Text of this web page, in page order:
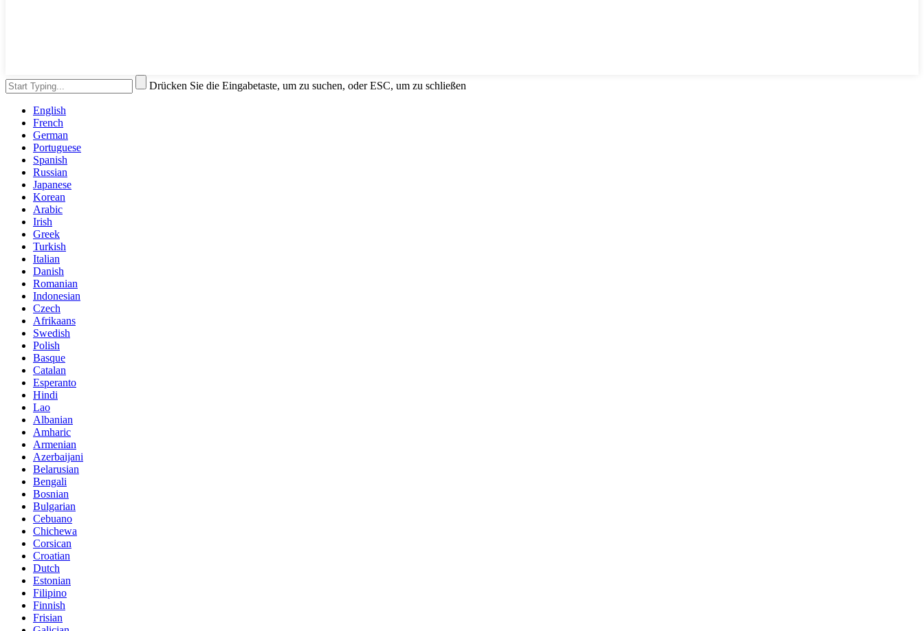
Drücken Sie die Eingabetaste, um zu suchen, oder ESC, um zu schließen
English
French
German
Portuguese
Spanish
Russian
Japanese
Korean
Arabic
Irish
Greek
Turkish
Italian
Danish
Romanian
Indonesian
Czech
Afrikaans
Swedish
Polish
Basque
Catalan
Esperanto
Hindi
Lao
Albanian
Amharic
Armenian
Azerbaijani
Belarusian
Bengali
Bosnian
Bulgarian
Cebuano
Chichewa
Corsican
Croatian
Dutch
Estonian
Filipino
Finnish
Frisian